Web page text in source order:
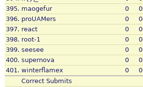
395. maogefur 0
0
396. proUAMers 0 0
397. react 0 0
398. root-1 0 0
399. seesee 0 0
400. supernova 0 0
401. winterflamex 0
0
Correct Submits